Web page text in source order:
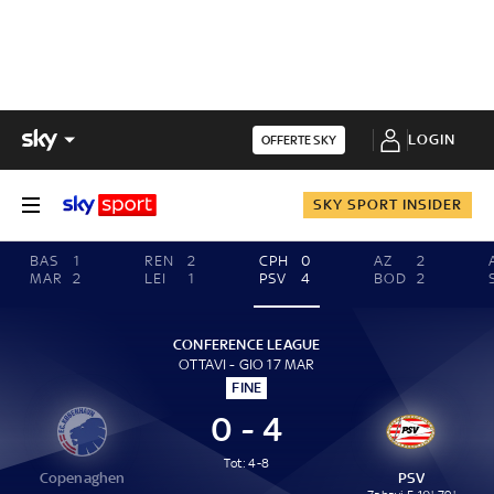
OFFERTE SKY LOGIN
SKY SPORT INSIDER
BAS
1
MAR
2
REN
2
LEI
1
CPH
0
PSV
4
AZ
2
BOD
2
CONFERENCE LEAGUE
OTTAVI - GIO 17 MAR
FINE
Copenaghen
0 - 4
Tot: 4-8
PSV